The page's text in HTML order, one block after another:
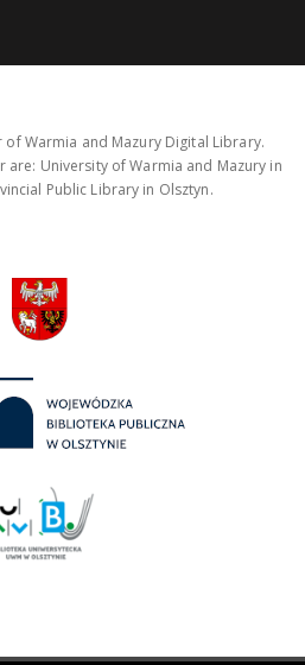
Warmia and Mazury Digital Library.
University of Warmia and Mazury in
Public Library in Olsztyn.